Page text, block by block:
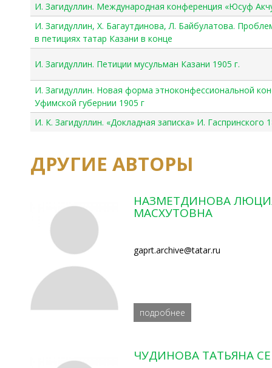
И. Загидуллин. Международная конференция «Юсуф
И. Загидуллин, Х. Багаутдинова, Л. Байбулатова.
в петициях татар Казани в конце
И. Загидуллин. Петиции мусульман Казани 1905 г.
И. Загидуллин. Новая форма этноконфессиональной
Уфимской губернии 1905 г
И. К. Загидуллин. «Докладная записка» И. Гаспринского
ДРУГИЕ АВТОРЫ
НАЗМЕТДИНОВА
МАСХУТОВНА
gaprt.archive@tatar.ru
подробнее
ЧУДИНОВА ТАТЬЯНА